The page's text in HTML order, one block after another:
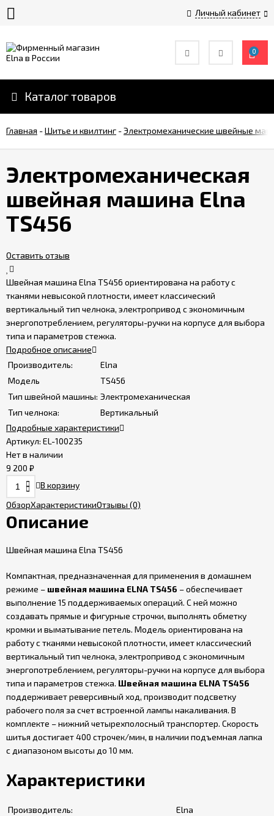
Личный кабинет
История
Elna
по
Оплата
Доставка
Контакты
Сервисные
Политика
сайта
Пользовательское
соглашение
0
Каталог товаров
Главная -Шитье и квилтинг -Электромеханические швейные
Электромеханическая
швейная машина Elna
TS456
Оставить отзыв
Швейная машина Elna TS456 ориентирована на работу с
тканями невысокой плотности, имеет классический
вертикальный тип челнока, электропривод с экономичным
энергопотреблением, регуляторы-ручки на корпусе для выбора
типа и параметров стежка.
Подробное описание
Производитель:
Elna
Модель
TS456
Тип швейной машины: Электромеханическая
Тип челнока:
Вертикальный
Подробные характеристики
Артикул: EL-100235
Нет в наличии
9 200 ₽
В корзину
ОбзорХарактеристикиОтзывы (0)
Описание
Швейная машина Elna TS456
Компактная, предназначенная для применения в домашнем
режиме – швейная машина ELNA TS456 – обеспечивает
выполнение 15 поддерживаемых операций. С ней можно
создавать прямые и фигурные строчки, выполнять обметку
кромки и выматывание петель. Модель ориентирована на
работу с тканями невысокой плотности, имеет классический
вертикальный тип челнока, электропривод с экономичным
энергопотреблением, регуляторы-ручки на корпусе для выбора
типа и параметров стежка. Швейная машина ELNA TS456
поддерживает реверсивный ход, производит подсветку
рабочего поля за счет встроенной лампы накаливания. В
комплекте – нижний четырехполосный транспортер. Скорость
шитья достигает 400 строчек/мин, в наличии подъемная лапка
с диапазоном высоты до 10 мм.
Характеристики
Производитель:
Elna